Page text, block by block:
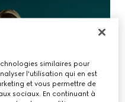
similaires pour
l'utilisation qui en est
et vous permettre de
sociaux. En continuant à